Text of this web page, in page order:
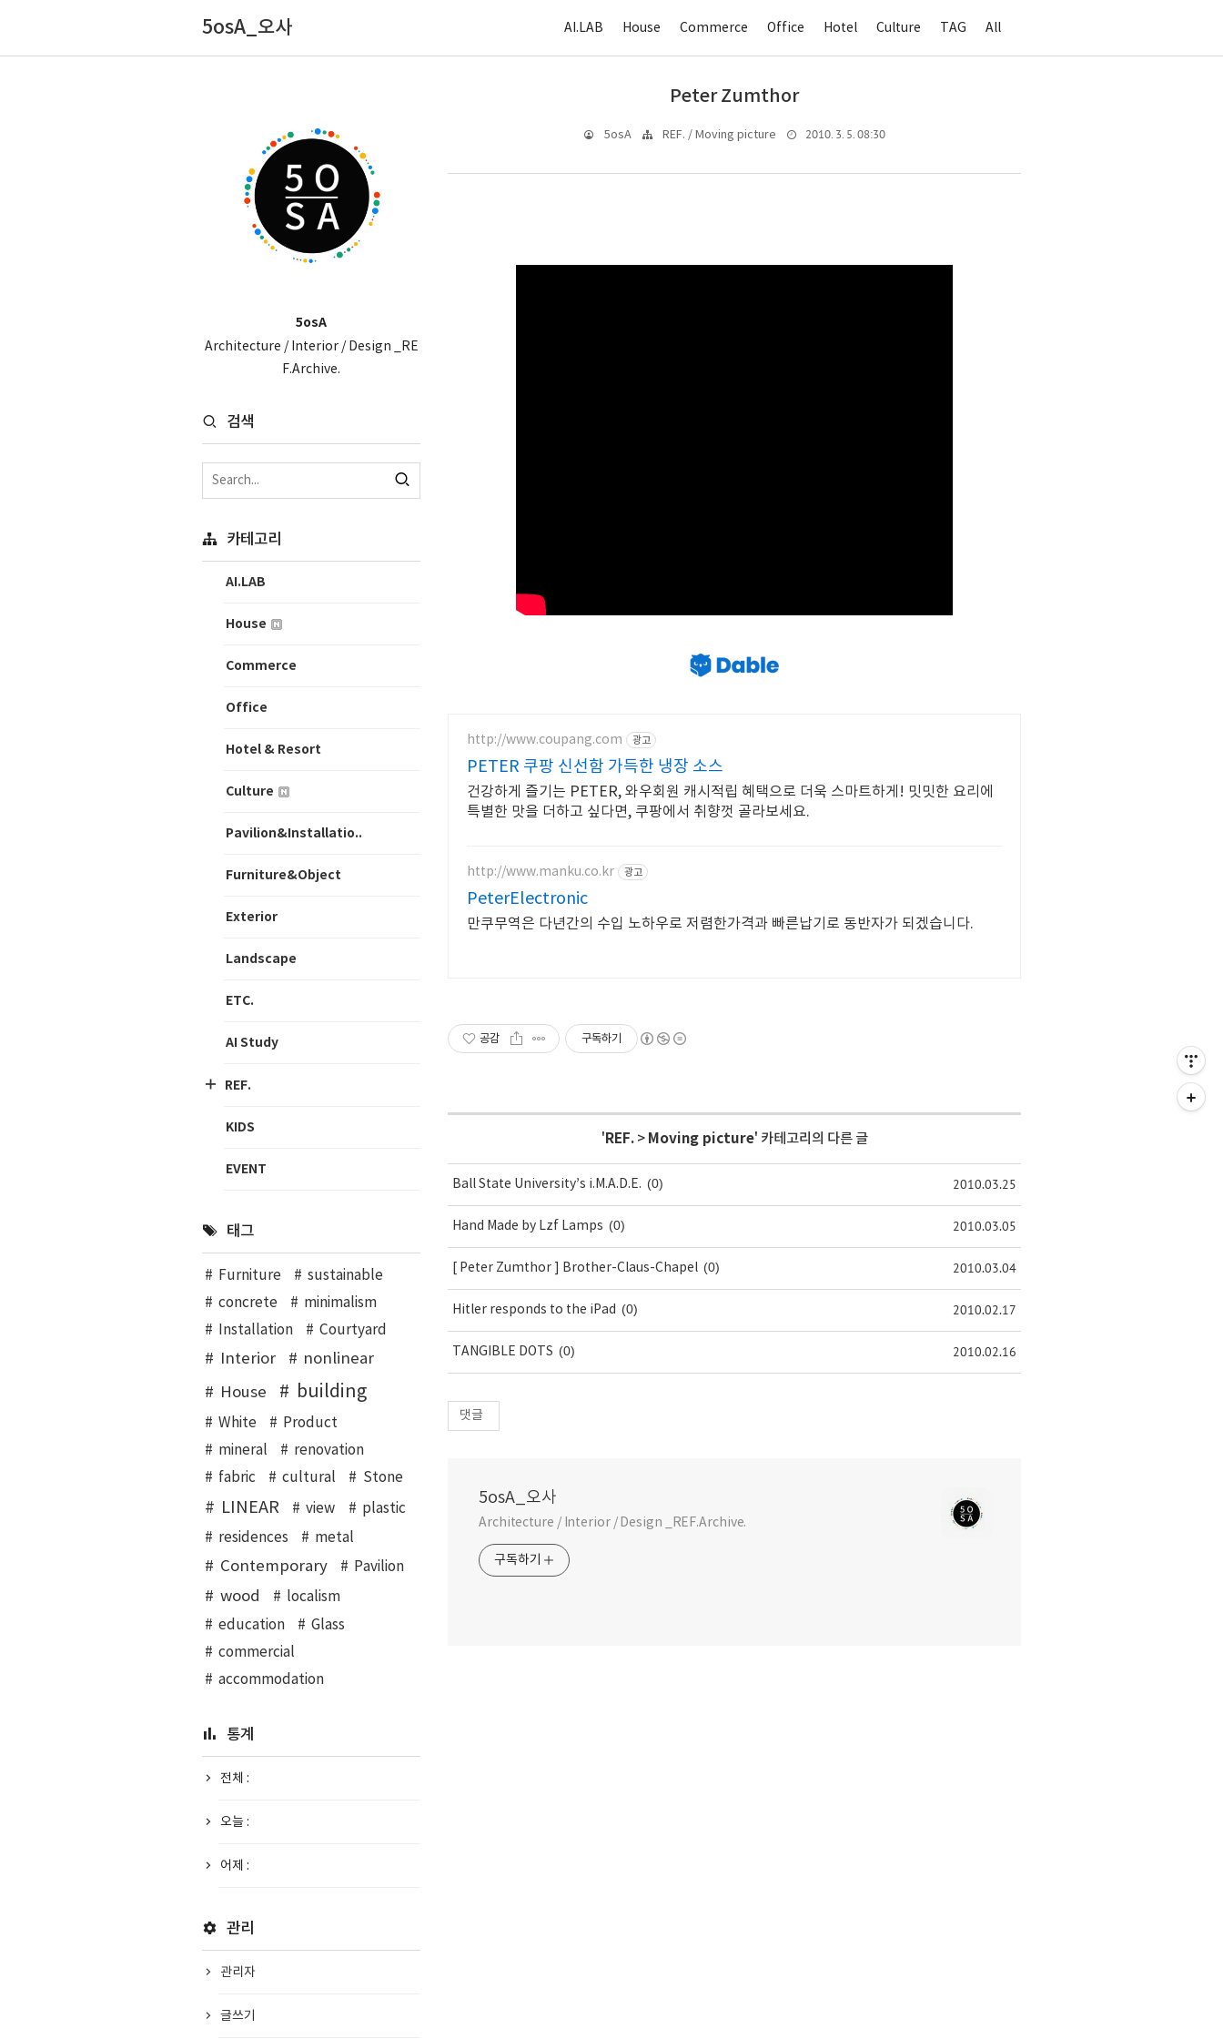
5osA_오사 AI.LAB House Commerce Office Hotel Culture TAG All
Peter Zumthor
5osA REF. / Moving picture 2010. 3. 5. 08:30
http://www.coupang.com 광고
PETER 쿠팡 신선함 가득한 냉장 소스
건강하게 즐기는 PETER, 와우회원 캐시적립 혜택으로 더욱 스마트하게! 밋밋한 요리에
특별한 맛을 더하고 싶다면, 쿠팡에서 취향껏 골라보세요.
http://www.manku.co.kr 광고
PeterElectronic
만쿠무역은 다년간의 수입 노하우로 저렴한가격과 빠른납기로 동반자가 되겠습니다.
공감 구독하기
' REF.> Moving picture' 카테고리의 다른 글
Ball State University’s i.M.A.D.E. (0) 2010.03.25
Hand Made by Lzf Lamps (0) 2010.03.05
[ Peter Zumthor ] Brother-Claus-Chapel (0) 2010.03.04
Hitler responds to the iPad (0) 2010.02.17
TANGIBLE DOTS (0) 2010.02.16
댓글
5osA_오사
Architecture / Interior / Design _REF.Archive.
구독하기
5osA
Architecture / Interior / Design _RE
F.Archive.
검색
카테고리
AI.LAB
House
Commerce
Office
Hotel & Resort
Culture
Pavilion&Installatio..
Furniture&Object
Exterior
Landscape
ETC.
AI Study
REF.
KIDS
EVENT
태그
Furniture
sustainable
concrete
minimalism
Installation
Courtyard
Interior
nonlinear
House
building
White
Product
mineral
renovation
fabric
cultural Stone
LINEAR view
plastic
residences
metal
Contemporary Pavilion
wood
localism
education
Glass
commercial
accommodation
통계
전체 :
오늘 :
어제 :
관리
관리자
글쓰기